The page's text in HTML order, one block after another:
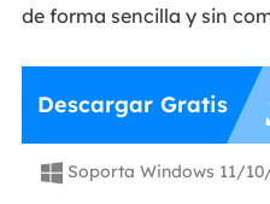
de forma sencilla y sin
Descargar Gratis
 Soporta Windows 11/